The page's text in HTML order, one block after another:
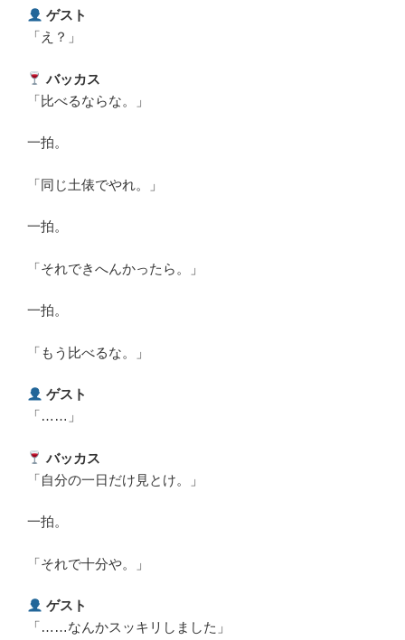
ゲスト
「え？」
バッカス
「比べるならな。」
一拍。
「同じ土俵でやれ。」
一拍。
「それできへんかったら。」
一拍。
「もう比べるな。」
ゲスト
「……」
バッカス
「自分の一日だけ見とけ。」
一拍。
「それで十分や。」
ゲスト
「……なんかスッキリしました」